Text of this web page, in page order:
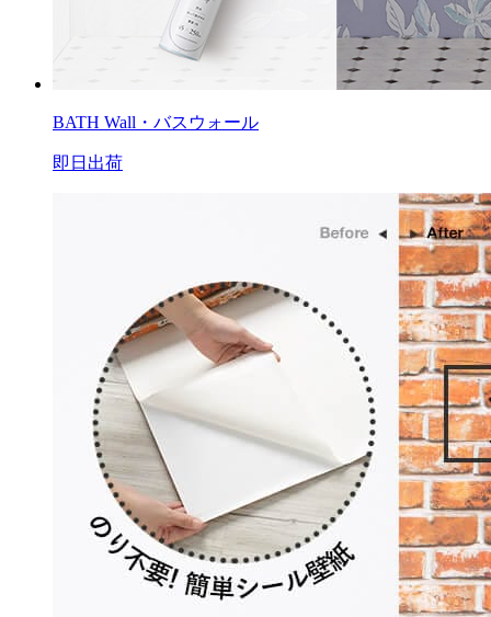
BATH Wall・バスウォール
即日出荷